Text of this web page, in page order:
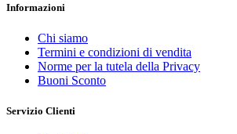
Informazioni
Chi siamo
Termini e condizioni di vendita
Norme per la tutela della Privacy
Buoni Sconto
Servizio Clienti